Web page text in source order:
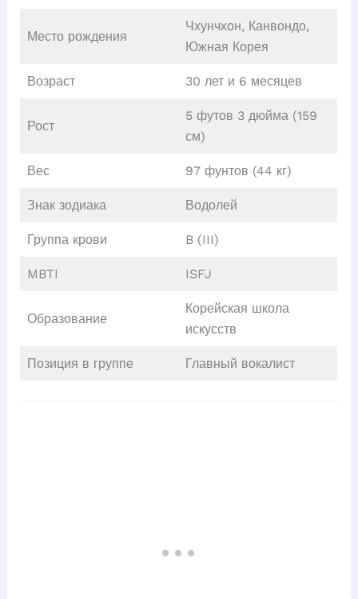
Место рождения
Чхунчхон, Канвондо,
Южная Корея
Возраст 30 лет и 6 месяцев
Рост
5 футов 3 дюйма (159
см)
Вес 97 фунтов (44 кг)
Знак зодиака Водолей
Группа крови B (III)
MBTI ISFJ
Образование
Корейская школа
искусств
Позиция в группе Главный вокалист